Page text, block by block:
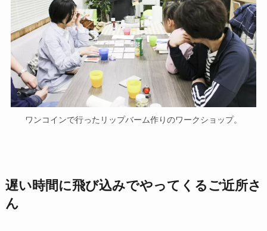
ワンコインで行ったリップバーム作りのワークショップ。
遅い時間に飛び込みでやってくるご近所さ
ん